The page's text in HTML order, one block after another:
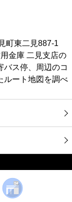
町東二見887-1
金庫 二見支店の
バス停、周辺のコ
ルート地図を調べ